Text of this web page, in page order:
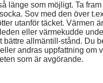
länge som möjligt. Ta
Sov med den över
utanför täcket. Värmen
eller värmekudde
bättre allmäntill-stånd. Du
andras uppfattning om
som är avgörande.